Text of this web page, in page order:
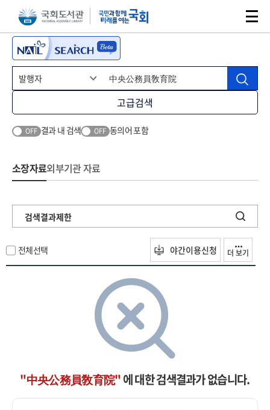
본문 바로가기주메뉴 바로가기
고급검색
OFF 결과 내 검색 OFF 동의어 포함
소장자료외부기관 자료
검색결과제한
전체선택 야간이용신청 더 보기
"中央公務員敎育院"에 대한 검색결과가 없습니다.